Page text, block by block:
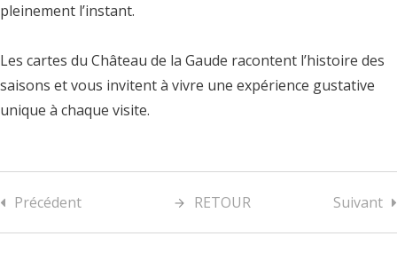
pleinement l’instant.
Les cartes du Château de la Gaude racontent l’histoire des
saisons et vous invitent à vivre une expérience gustative
unique à chaque visite.
Précédent RETOUR Suivant